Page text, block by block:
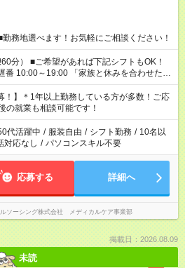
務地選べます！お気軽にご相談ください！
シフトもOK！
「家族と休みを合わせた
夕飯の準備がしたい」 「できれば残業はし
を教えてくださいね。 ※Wワーク希望
事で希望する勤務時間と、もう1つのお仕事
週40時間を超える場合は応募できません。
！】＊1年以上勤務している方が多数！ご応
の就業も相談可能です！
代活躍中 / 服装自由 / シフト勤務 / 10名以
対応なし / パソコンスキル不要
応募する 詳細へ
ルソーシング株式会社 メディカルケア事業部
掲載日：2026.08.09
未読